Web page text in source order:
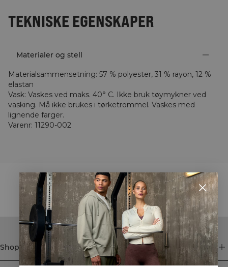
TEKNISKE EGENSKAPER
Materialer og stell
Materialsammensetning: 57 % polyester, 31 % rayon, 12 %
elastan
Vask: Vaskes ved maks. 40° C. Ikke bruk tøymykner ved
vasking. Må ikke brukes i tørketrommel. Vaskes med
lignende farger.
Varenr: 11290-002
STYLE WITH
Shop